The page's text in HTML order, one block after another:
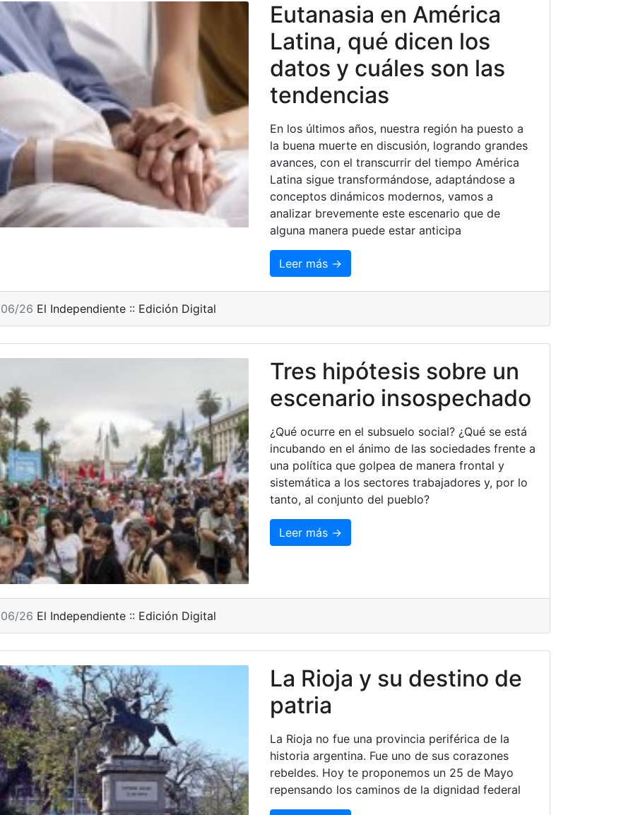
Eutanasia en América
Latina, qué dicen los
datos y cuáles son las
tendencias
En los últimos años, nuestra región ha puesto a
la buena muerte en discusión, logrando grandes
avances, con el transcurrir del tiempo América
Latina sigue transformándose, adaptándose a
conceptos dinámicos modernos, vamos a
analizar brevemente este escenario que de
alguna manera puede estar anticipa
Leer más →
26 El Independiente :: Edición Digital
Tres hipótesis sobre un
escenario insospechado
¿Qué ocurre en el subsuelo social? ¿Qué se está
incubando en el ánimo de las sociedades frente a
una política que golpea de manera frontal y
sistemática a los sectores trabajadores y, por lo
tanto, al conjunto del pueblo?
Leer más →
26 El Independiente :: Edición Digital
La Rioja y su destino de
patria
La Rioja no fue una provincia periférica de la
historia argentina. Fue uno de sus corazones
rebeldes. Hoy te proponemos un 25 de Mayo
repensando los caminos de la dignidad federal